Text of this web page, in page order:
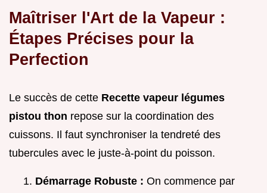
Maîtriser l'Art de la Vapeur :
Étapes Précises pour la
Perfection
Le succès de cette Recette vapeur légumes
pistou thon repose sur la coordination des
cuissons. Il faut synchroniser la tendreté des
tubercules avec le juste-à-point du poisson.
Démarrage Robuste : On commence par